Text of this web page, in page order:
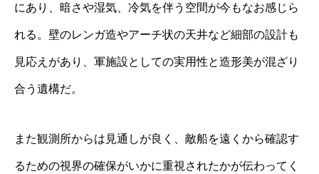
にあり、暗さや湿気、冷気を伴う空間が今もなお感じら
れる。壁のレンガ造やアーチ状の天井など細部の設計も
見応えがあり、軍施設としての実用性と造形美が混ざり
合う遺構だ。
また観測所からは見通しが良く、敵船を遠くから確認す
るための視界の確保がいかに重視されたかが伝わってく